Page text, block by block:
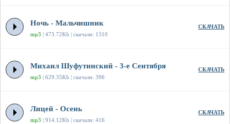
Ночь - Мальчишник
mp3 | 473.72Kb | скачали: 1310
СКАЧАТЬ
Михаил Шуфутинский - 3-е Сентября
mp3 | 629.35Kb | скачали: 396
СКАЧАТЬ
Лицей - Осень
mp3 | 914.12Kb | скачали: 416
СКАЧАТЬ